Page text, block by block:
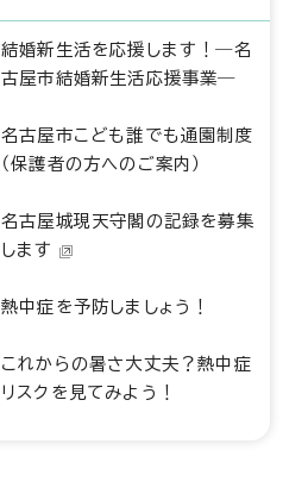
結婚新生活を応援します！―名
古屋市結婚新生活応援事業―
名古屋市こども誰でも通園制度
（保護者の方へのご案内）
名古屋城現天守閣の記録を募集
します
熱中症を予防しましょう！
これからの暑さ大丈夫？熱中症
リスクを見てみよう！